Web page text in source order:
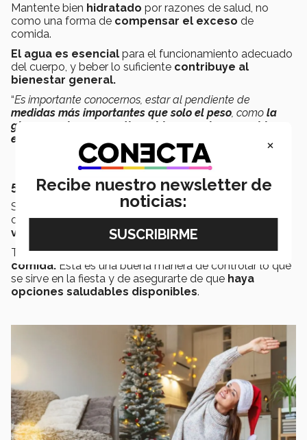
Mantente bien hidratado por razones de salud, no
como una forma de compensar el exceso de
comida.
El agua es esencial para el funcionamiento adecuado
del cuerpo, y beber lo suficiente contribuye al
bienestar general.
“Es importante conocernos, estar al pendiente de
medidas más importantes que solo el peso , como la
glucosa, y buscar sentirnos bien
no solo vernos bien
exteriormente
5. Ponle tu sazón a las celebraciones
Si sabes que habrá mucha comida chatarra en la fiesta,
opta por llevarbotanas saludables, comofrutas,
verduras, frutos secos o semillas
También puedesofrecerte a ayudar a preparar la
comida. Esta es una buena manera de controlar lo que
se sirve en la fiesta y de asegurarte de que haya
opciones saludables disponibles.
×
Recibe nuestro newsletter de
noticias: